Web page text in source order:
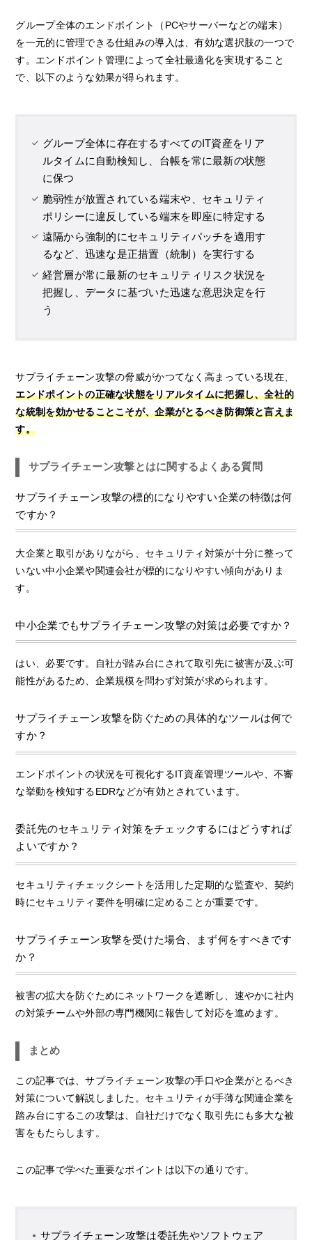
グループ全体のエンドポイント（PCやサーバーなどの端末）
を一元的に管理できる仕組みの導入は、有効な選択肢の一つで
す。エンドポイント管理によって全社最適化を実現すること
で、以下のような効果が得られます。
グループ全体に存在するすべてのIT資産をリア
ルタイムに自動検知し、台帳を常に最新の状態
に保つ
脆弱性が放置されている端末や、セキュリティ
ポリシーに違反している端末を即座に特定する
遠隔から強制的にセキュリティパッチを適用す
るなど、迅速な是正措置（統制）を実行する
経営層が常に最新のセキュリティリスク状況を
把握し、データに基づいた迅速な意思決定を行
う
サプライチェーン攻撃の脅威がかつてなく高まっている現在、
エンドポイントの正確な状態をリアルタイムに把握し、全社的
な統制を効かせることこそが、企業がとるべき防御策と言えま
す。
サプライチェーン攻撃とはに関するよくある質問
サプライチェーン攻撃の標的になりやすい企業の特徴は何
ですか？
大企業と取引がありながら、セキュリティ対策が十分に整って
いない中小企業や関連会社が標的になりやすい傾向がありま
す。
中小企業でもサプライチェーン攻撃の対策は必要ですか？
はい、必要です。自社が踏み台にされて取引先に被害が及ぶ可
能性があるため、企業規模を問わず対策が求められます。
サプライチェーン攻撃を防ぐための具体的なツールは何で
すか？
エンドポイントの状況を可視化するIT資産管理ツールや、不審
な挙動を検知するEDRなどが有効とされています。
委託先のセキュリティ対策をチェックするにはどうすれば
よいですか？
セキュリティチェックシートを活用した定期的な監査や、契約
時にセキュリティ要件を明確に定めることが重要です。
サプライチェーン攻撃を受けた場合、まず何をすべきです
か？
被害の拡大を防ぐためにネットワークを遮断し、速やかに社内
の対策チームや外部の専門機関に報告して対応を進めます。
まとめ
この記事では、サプライチェーン攻撃の手口や企業がとるべき
対策について解説しました。セキュリティが手薄な関連企業を
踏み台にするこの攻撃は、自社だけでなく取引先にも多大な被
害をもたらします。
この記事で学べた重要なポイントは以下の通りです。
サプライチェーン攻撃は委託先やソフトウェア